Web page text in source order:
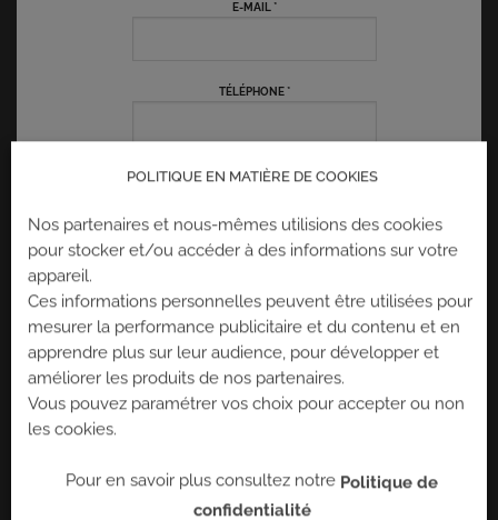
E-MAIL *
TÉLÉPHONE *
MESSAGE
Joindre un fichier(2Mo max - pdf, png ou jpg)
J'accepte que mes données
[bwsgooglecaptcha bwsgooglecaptcha-
964]
POLITIQUE EN MATIÈRE DE COOKIES
Nos partenaires et nous-mêmes utilisions des cookies
pour stocker et/ou accéder à des informations sur votre
appareil.
Ces informations personnelles peuvent être utilisées pour
mesurer la performance publicitaire et du contenu et en
apprendre plus sur leur audience, pour développer et
améliorer les produits de nos partenaires.
Vous pouvez paramétrer vos choix pour accepter ou non
les cookies.
Pour en savoir plus consultez notre Politique de
confidentialité